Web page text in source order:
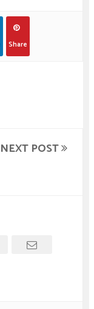
Share
NEXT POST